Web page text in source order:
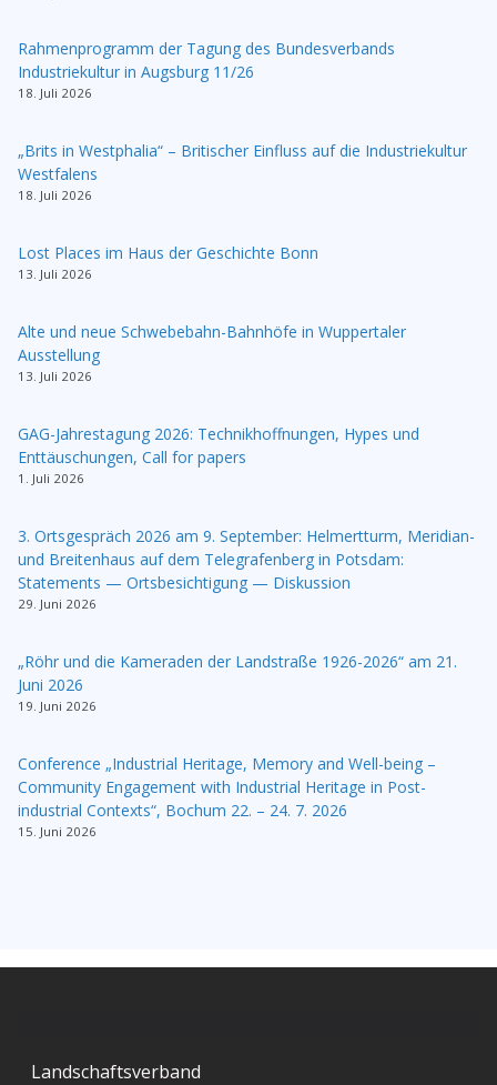
Rahmenprogramm der Tagung des Bundesverbands
Industriekultur in Augsburg 11/26
18. Juli 2026
„Brits in Westphalia“ – Britischer Einfluss auf die Industriekultur
Westfalens
18. Juli 2026
Lost Places im Haus der Geschichte Bonn
13. Juli 2026
Alte und neue Schwebebahn-Bahnhöfe in Wuppertaler
Ausstellung
13. Juli 2026
GAG-Jahrestagung 2026: Technikhoffnungen, Hypes und
Enttäuschungen, Call for papers
1. Juli 2026
3. Ortsgespräch 2026 am 9. September: Helmertturm, Meridian-
und Breitenhaus auf dem Telegrafenberg in Potsdam:
Statements — Ortsbesichtigung — Diskussion
29. Juni 2026
„Röhr und die Kameraden der Landstraße 1926-2026“ am 21.
Juni 2026
19. Juni 2026
Conference „Industrial Heritage, Memory and Well-being –
Community Engagement with Industrial Heritage in Post-
industrial Contexts“, Bochum 22. – 24. 7. 2026
15. Juni 2026
Landschaftsverband